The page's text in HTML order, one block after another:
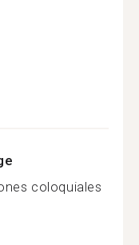
coloquiales